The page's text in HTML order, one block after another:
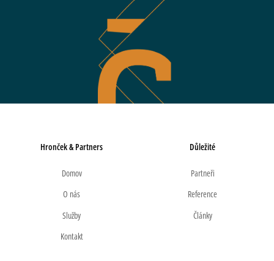
Hronček & Partners
Domov
O nás
Služby
Kontakt
Důležité
Partneři
Reference
Články